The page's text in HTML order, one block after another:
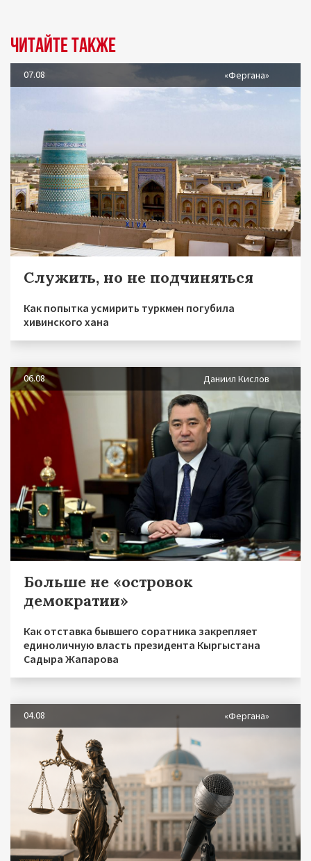
Читайте также
07.08 «Фергана»
Служить, но не подчиняться
Как попытка усмирить туркмен погубила
хивинского хана
06.08 Даниил Кислов
Больше не «островок
демократии»
Как отставка бывшего соратника закрепляет
единоличную власть президента Кыргыстана
Садыра Жапарова
04.08 «Фергана»